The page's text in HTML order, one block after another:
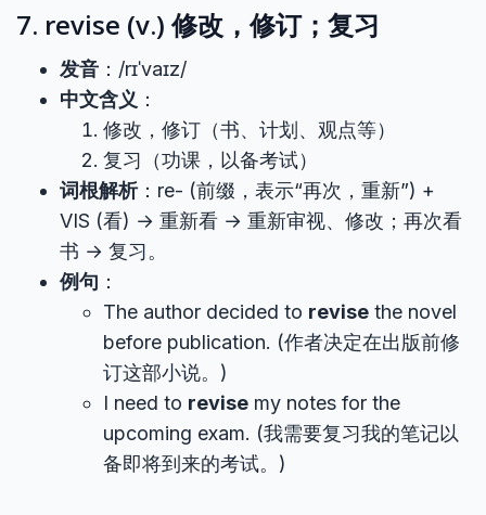
7. revise (v.) 修改，修订；复习
发音 ：/rɪˈvaɪz/
中文含义 ：
修改，修订（书、计划、观点等）
复习（功课，以备考试）
词根解析：re- (前缀，表示“再次，重新”) +
VIS (看) → 重新看 → 重新审视、修改；再次看
书 → 复习。
例句 ：
The author decided to revise the novel
before publication. (作者决定在出版前修
订这部小说。)
I need to revise my notes for the
upcoming exam. (我需要复习我的笔记以
备即将到来的考试。)